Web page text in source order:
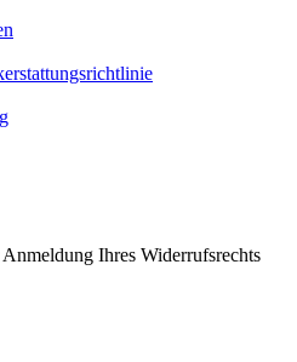
Ihres Widerrufsrechts